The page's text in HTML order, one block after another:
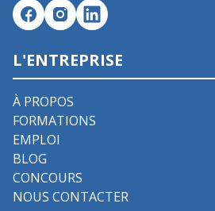
L'ENTREPRISE
À PROPOS
FORMATIONS
EMPLOI
BLOG
CONCOURS
NOUS CONTACTER